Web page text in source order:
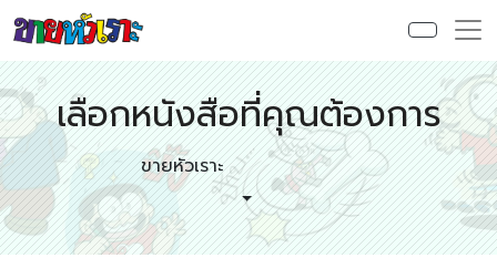
เลือกหนังสือที่คุณต้องการ
ขายหัวเราะ